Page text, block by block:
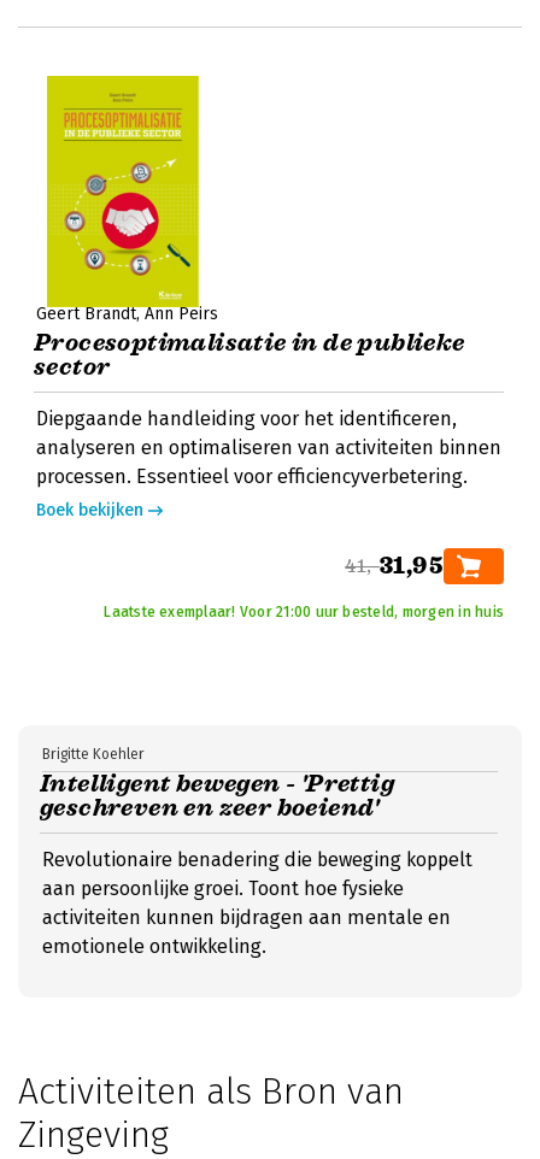
Geert Brandt Ann Peirs
Procesoptimalisatie in de publieke
sector
Diepgaande handleiding voor het identificeren,
analyseren en optimaliseren van activiteiten binnen
processen. Essentieel voor efficiencyverbetering.
Boek bekijken
41,-31,95
Laatste exemplaar! Voor 21:00 uur besteld, morgen in huis
Intelligent bewegen - 'Prettig
geschreven en zeer boeiend'
Brigitte Koehler
Revolutionaire benadering die beweging koppelt
aan persoonlijke groei. Toont hoe fysieke
activiteiten kunnen bijdragen aan mentale en
emotionele ontwikkeling.
Activiteiten als Bron van
Zingeving